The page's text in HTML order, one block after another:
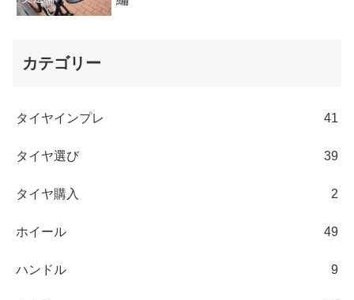
カテゴリー
タイヤインプレ 41
タイヤ選び 39
タイヤ購入 2
ホイール 49
ハンドル 9